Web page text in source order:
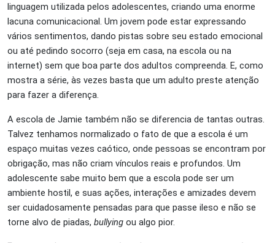
linguagem utilizada pelos adolescentes, criando uma enorme
lacuna comunicacional. Um jovem pode estar expressando
vários sentimentos, dando pistas sobre seu estado emocional
ou até pedindo socorro (seja em casa, na escola ou na
internet) sem que boa parte dos adultos compreenda. E, como
mostra a série, às vezes basta que um adulto preste atenção
para fazer a diferença.
A escola de Jamie também não se diferencia de tantas outras.
Talvez tenhamos normalizado o fato de que a escola é um
espaço muitas vezes caótico, onde pessoas se encontram por
obrigação, mas não criam vínculos reais e profundos. Um
adolescente sabe muito bem que a escola pode ser um
ambiente hostil, e suas ações, interações e amizades devem
ser cuidadosamente pensadas para que passe ileso e não se
torne alvo de piadas, bullying ou algo pior.